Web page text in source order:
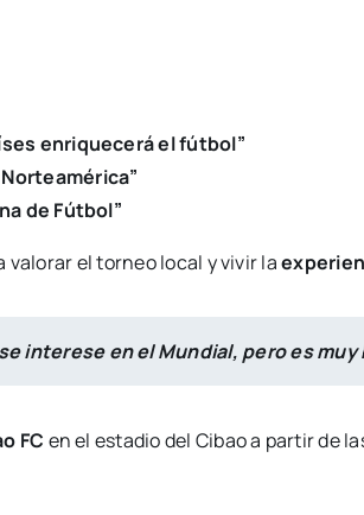
enriquecerá el fútbol”
de Fútbol”
el torneo local y vivir la
interese en el Mundial, pero es
FC en el estadio del Cibao a partir de